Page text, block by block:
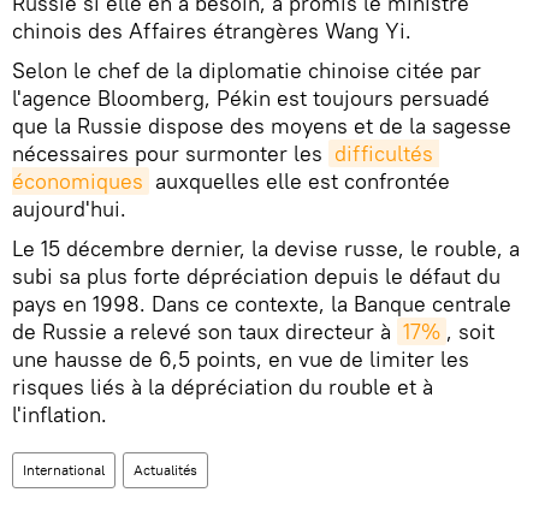
chinois des Affaires étrangères Wang Yi.
Selon le chef de la diplomatie chinoise citée par
l'agence Bloomberg, Pékin est toujours persuadé
que la Russie dispose des moyens et de la sagesse
nécessaires pour surmonter les difficultés
économiques auxquelles elle est confrontée
aujourd'hui.
Le 15 décembre dernier, la devise russe, le rouble, a
subi sa plus forte dépréciation depuis le défaut du
pays en 1998. Dans ce contexte, la Banque centrale
de Russie a relevé son taux directeur à 17% , soit
une hausse de 6,5 points, en vue de limiter les
risques liés à la dépréciation du rouble et à
l'inflation.
International Actualités